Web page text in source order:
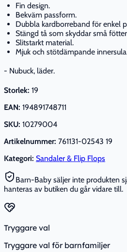
Fin design.
Bekväm passform.
Dubbla kardborreband för enkel
Stängd tå som skyddar små
Slitstarkt material.
Mjuk och stötdämpande
- Nubuck, läder.
Storlek: 19
EAN: 194891748711
SKU: 10279004
Artikelnummer: 761131-02543 19
Kategori: Sandaler & Flip Flops
Barn-Baby säljer inte produkten
hanteras av butiken du går vidare till.
Tryggare val
Tryggare val för barnfamiljer